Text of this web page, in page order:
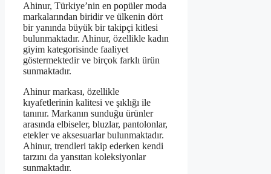
Ahinur, Türkiye’nin en popüler moda
markalarından biridir ve ülkenin dört
bir yanında büyük bir takipçi kitlesi
bulunmaktadır. Ahinur, özellikle kadın
giyim kategorisinde faaliyet
göstermektedir ve birçok farklı ürün
sunmaktadır.
Ahinur markası, özellikle
kıyafetlerinin kalitesi ve şıklığı ile
tanınır. Markanın sunduğu ürünler
arasında elbiseler, bluzlar, pantolonlar,
etekler ve aksesuarlar bulunmaktadır.
Ahinur, trendleri takip ederken kendi
tarzını da yansıtan koleksiyonlar
sunmaktadır.